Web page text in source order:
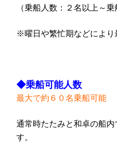
（乗船人数：２名以上～乗
※曜日や繁忙期などにより
◆乗船可能人数
最大で約６０名乗船可能
通常時たたみと和卓の船
す。